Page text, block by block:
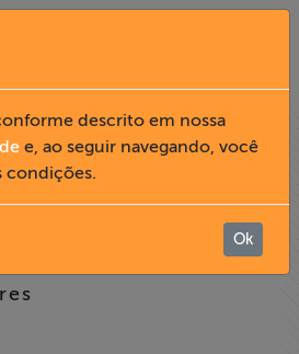
descrito em nossa
e, ao seguir navegando, você
condições.
Ok